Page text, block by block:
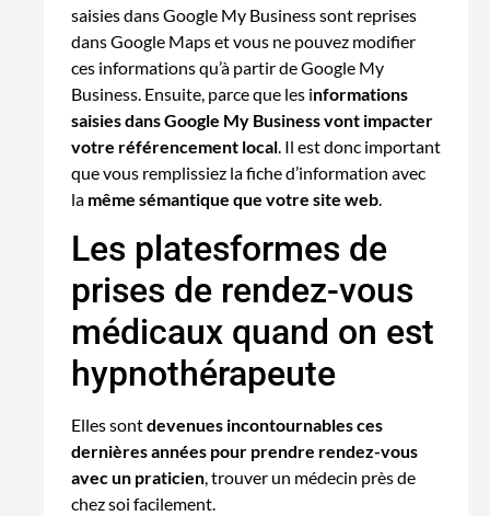
saisies dans Google My Business sont reprises
dans Google Maps et vous ne pouvez modifier
ces informations qu’à partir de Google My
Business. Ensuite, parce que les informations
saisies dans Google My Business vont impacter
votre référencement local . Il est donc important
que vous remplissiez la fiche d’information avec
la même sémantique que votre site web
Les platesformes de
prises de rendez-vous
médicaux quand on est
hypnothérapeute
Elles sontdevenues incontournables ces
dernières années pour prendre rendez-vous
avec un praticien, trouver un médecin près de
chez soi facilement.